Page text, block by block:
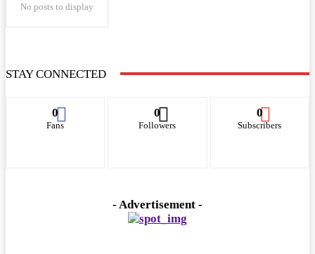
No posts to display
STAY CONNECTED
0
Fans
0
Followers
0
Subscribers
- Advertisement -